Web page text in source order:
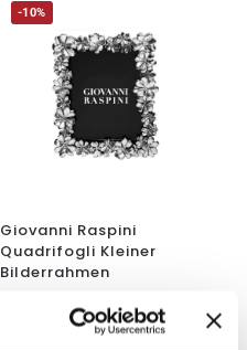
-10%
Giovanni Raspini
Quadrifogli Kleiner
Bilderrahmen